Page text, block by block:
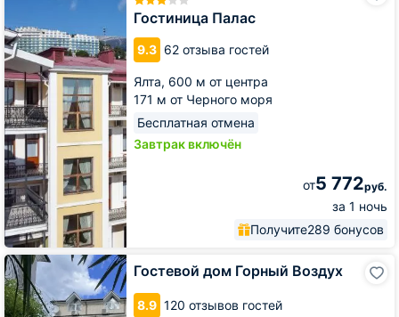
Гостиница Палас
9.3 62 отзыва гостей
Ялта, 600 м от центра
171 м от Черного моря
Бесплатная отмена
Завтрак включён
от5 772руб.
за 1 ночь
Получите289 бонусов
Гостевой дом Горный Воздух
8.9 120 отзывов гостей
Гостевой
дом
Горный
Воздух